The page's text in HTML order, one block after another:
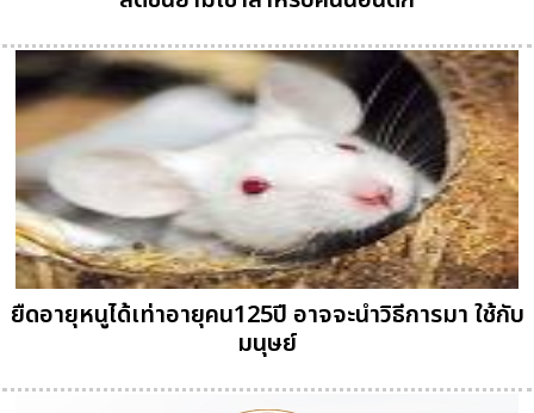
ยืดอายุหนูได้เท่าอายุคน125ปี อาจจะนำวิธีการมา ใช้กับ
มนุษย์